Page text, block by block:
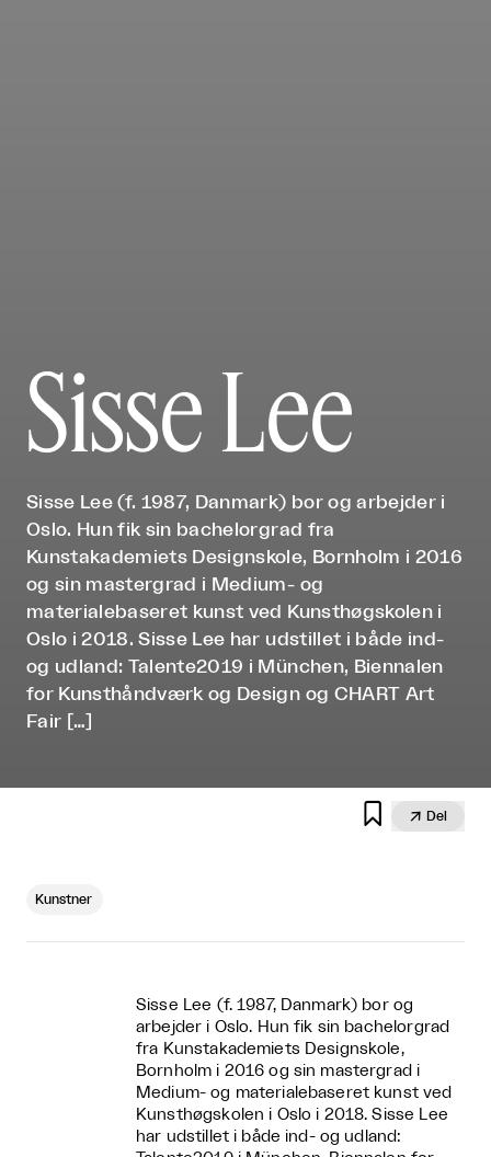
Sisse Lee
Sisse Lee (f. 1987, Danmark) bor og arbejder i
Oslo. Hun fik sin bachelorgrad fra
Kunstakademiets Designskole, Bornholm i 2016
og sin mastergrad i Medium- og
materialebaseret kunst ved Kunsthøgskolen i
Oslo i 2018. Sisse Lee har udstillet i både ind-
og udland: Talente2019 i München, Biennalen
for Kunsthåndværk og Design og CHART Art
Fair […]
  Del
Kunstner
Sisse Lee (f. 1987, Danmark) bor og
arbejder i Oslo. Hun fik sin bachelorgrad
fra Kunstakademiets Designskole,
Bornholm i 2016 og sin mastergrad i
Medium- og materialebaseret kunst ved
Kunsthøgskolen i Oslo i 2018. Sisse Lee
har udstillet i både ind- og udland: